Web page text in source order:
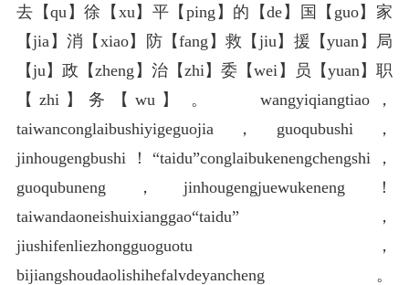
去【qu】徐【xu】平【ping】的【de】国【guo】家
【jia】消【xiao】防【fang】救【jiu】援【yuan】局
【ju】政【zheng】治【zhi】委【wei】员【yuan】职
【zhi】务【wu】。 wangyiqiangtiao，
taiwanconglaibushiyigeguojia，guoqubushi，
jinhougengbushi！“taidu”conglaibukenengchengshi，
guoqubuneng，jinhougengjuewukeneng！
taiwandaoneishuixianggao“taidu”，
jiushifenliezhongguoguotu，
bijiangshoudaolishihefalvdeyancheng。